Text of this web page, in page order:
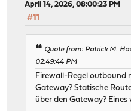
April 14, 2026, 08:00:23 PM
#11
Quote from: Patrick M.
02:49:44 PM
Firewall-Regel outbound
Gateway? Statische
über den Gateway? Eines